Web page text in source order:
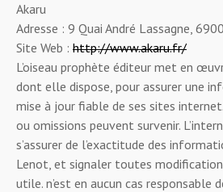
Akaru
Adresse : 9 Quai André Lassagne,
Site Web : http://www.akaru.fr/
L’oiseau prophète éditeur met en
dont elle dispose, pour assurer une
mise à jour fiable de ses sites
ou omissions peuvent survenir.
s’assurer de l’exactitude des
Lenot, et signaler toutes
utile. n’est en aucun cas responsable